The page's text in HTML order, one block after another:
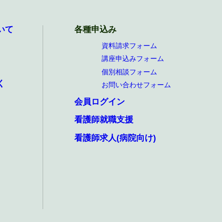
て 各種申込み
資料請求フォーム
講座申込みフォーム
個別相談フォーム
お問い合わせフォーム
会員ログイン
看護師就職支援
看護師求人(病院向け)